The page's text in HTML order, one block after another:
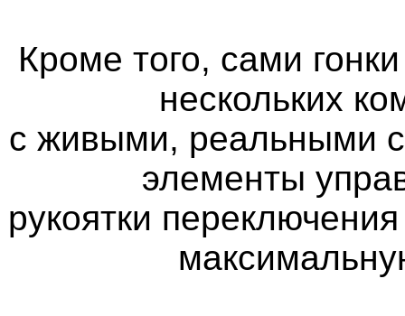
Кроме того, сами
нескольких
с живыми, реальными
элементы
рукоятки